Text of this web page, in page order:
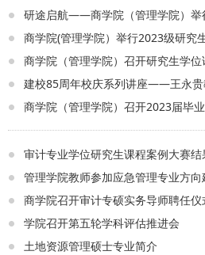
展机遇，
科建设。
学科建设
步提升审
导，夯实
库等建设
计法制与
理、民生
核机制，
极服务社
升审计服
还对审计
审计专业学位研究生课程案例大赛结
商学院召开审计专硕实务导师聘任仪
学院召开第五轮学科评估推进会
土地资源管理硕士专业简介